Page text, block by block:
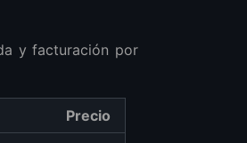
y facturación por
Precio